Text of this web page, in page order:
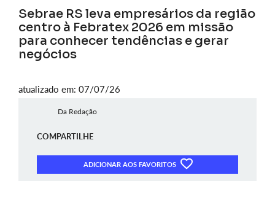
Sebrae RS leva empresários da região
centro à Febratex 2026 em missão
para conhecer tendências e gerar
negócios
atualizado em: 07/07/26
Da Redação
COMPARTILHE
ADICIONAR AOS FAVORITOS